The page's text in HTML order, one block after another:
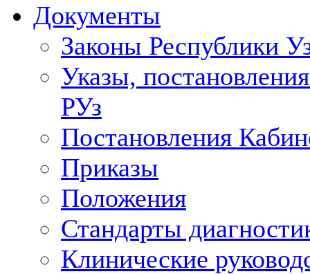
Документы
Законы Республики
Указы,
РУз
Постановления
Приказы
Положения
Стандарты
Клинические